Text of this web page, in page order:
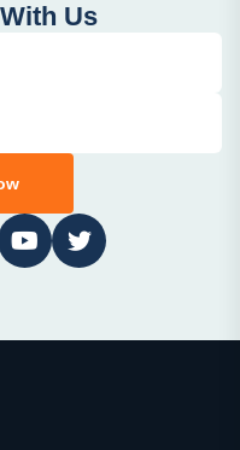
Us